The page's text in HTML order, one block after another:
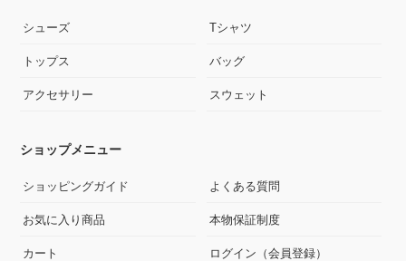
シューズ Tシャツ
トップス バッグ
アクセサリー スウェット
ショップメニュー
ショッピングガイド よくある質問
お気に入り商品 本物保証制度
カート ログイン（会員登録）